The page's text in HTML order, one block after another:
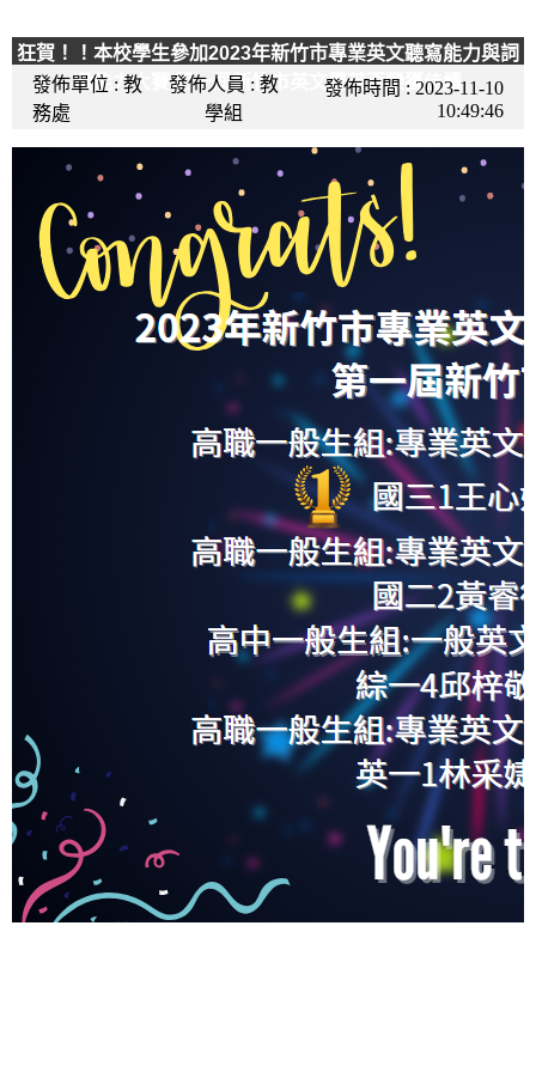
狂賀！！本校學生參加2023年新竹市專業英文聽寫能力與詞
彙能力大賽 第一屆新竹市英文菁英盃榮獲佳績
發佈單位 : 教
務處
發佈人員 : 教
學組
發佈時間 : 2023-11-10
10:49:46